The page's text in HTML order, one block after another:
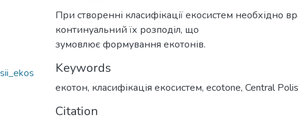
При створенні класифікації екосистем необхідно
континуальний їх розподіл, що
зумовлює формування екотонів.
Keywords
екотон, класифікація екосистем, ecotone, Central
Citation